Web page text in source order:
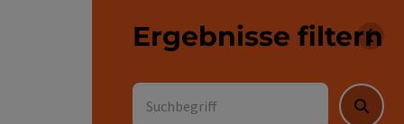
Ergebnisse filtern
Für
Suchbegriff
Suchen